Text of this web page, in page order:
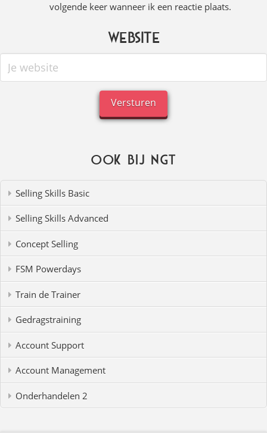
volgende keer wanneer ik een reactie plaats.
Website
Ook bij NGT
Selling Skills Basic
Selling Skills Advanced
Concept Selling
FSM Powerdays
Train de Trainer
Gedragstraining
Account Support
Account Management
Onderhandelen 2